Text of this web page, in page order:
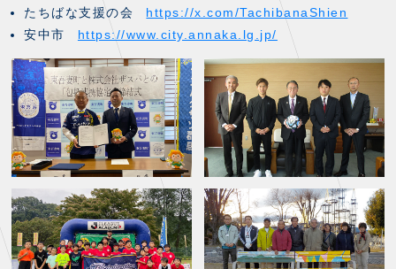
たちばな支援の会
https://x.com/TachibanaShien
安中市
https://www.city.annaka.lg.jp/